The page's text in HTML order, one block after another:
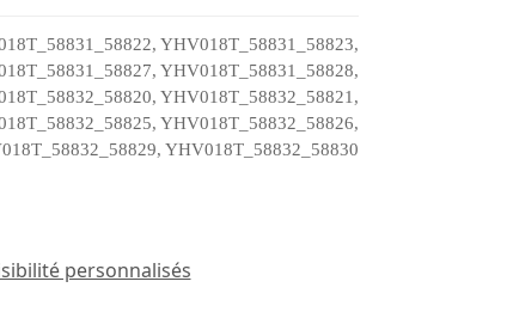
YHV018T_58831_58823,
YHV018T_58831_58828,
YHV018T_58832_58821,
YHV018T_58832_58826,
YHV018T_58832_58830
personnalisés